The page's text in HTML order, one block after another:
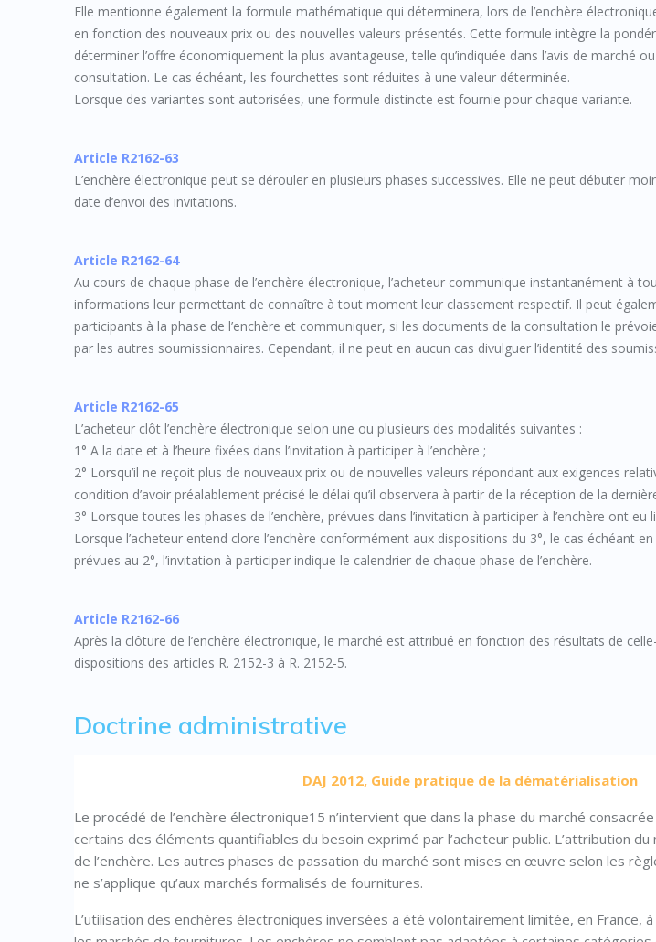
Elle mentionne également la formule mathématique qui déterminera, lors de l’enchère
en fonction des nouveaux prix ou des nouvelles valeurs présentés. Cette formule intègre la
déterminer l’offre économiquement la plus avantageuse, telle qu’indiquée dans l’avis de marché
consultation. Le cas échéant, les fourchettes sont réduites à une valeur déterminée.
Lorsque des variantes sont autorisées, une formule distincte est fournie pour chaque variante.
Article R2162-63
L’enchère électronique peut se dérouler en plusieurs phases successives. Elle ne peut débuter
date d’envoi des invitations.
Article R2162-64
Au cours de chaque phase de l’enchère électronique, l’acheteur communique instantanément à
informations leur permettant de connaître à tout moment leur classement respectif. Il peut
participants à la phase de l’enchère et communiquer, si les documents de la consultation le
par les autres soumissionnaires. Cependant, il ne peut en aucun cas divulguer l’identité des
Article R2162-65
L’acheteur clôt l’enchère électronique selon une ou plusieurs des modalités suivantes :
1° A la date et à l’heure fixées dans l’invitation à participer à l’enchère ;
2° Lorsqu’il ne reçoit plus de nouveaux prix ou de nouvelles valeurs répondant aux exigences
condition d’avoir préalablement précisé le délai qu’il observera à partir de la réception de la
3° Lorsque toutes les phases de l’enchère, prévues dans l’invitation à participer à l’enchère ont eu
Lorsque l’acheteur entend clore l’enchère conformément aux dispositions du 3°, le cas échéant
prévues au 2°, l’invitation à participer indique le calendrier de chaque phase de l’enchère.
Article R2162-66
Après la clôture de l’enchère électronique, le marché est attribué en fonction des résultats de
dispositions des articles R. 2152-3 à R. 2152-5.
Doctrine administrative
DAJ 2012, Guide pratique de la dématérialisation
Le procédé de l’enchère électronique15 n’intervient que dans la phase du marché
certains des éléments quantifiables du besoin exprimé par l’acheteur public. L’attribution
de l’enchère. Les autres phases de passation du marché sont mises en œuvre selon les
ne s’applique qu’aux marchés formalisés de fournitures.
L’utilisation des enchères électroniques inversées a été volontairement limitée, en France,